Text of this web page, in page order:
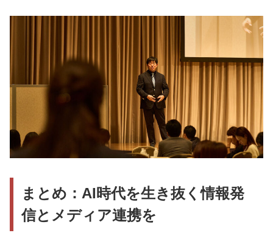
まとめ：AI時代を生き抜く情報発
信とメディア連携を